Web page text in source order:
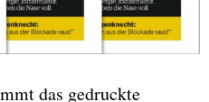
das gedruckte